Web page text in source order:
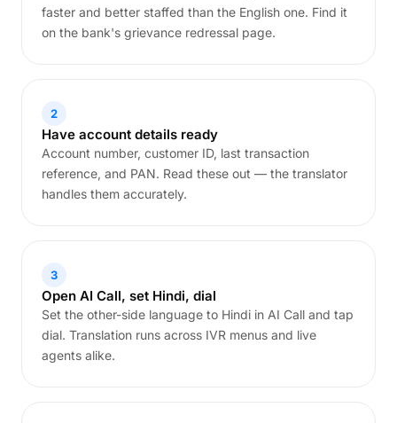
faster and better staffed than the English one. Find it
on the bank's grievance redressal page.
2
Have account details ready
Account number, customer ID, last transaction
reference, and PAN. Read these out — the translator
handles them accurately.
3
Open AI Call, set Hindi, dial
Set the other-side language to Hindi in AI Call and tap
dial. Translation runs across IVR menus and live
agents alike.